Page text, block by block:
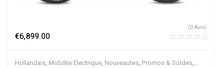
€6,899.00
(0 Avis)
Hollandais, Mobilite Electrique, Nouveautes, Promos & Soldes,